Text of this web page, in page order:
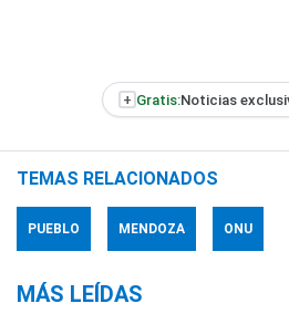
+ Gratis:Noticias
TEMAS RELACIONADOS
PUEBLO MENDOZA ONU
MÁS LEÍDAS